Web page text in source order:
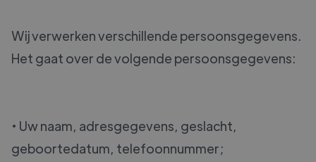
Wij verwerken verschillende persoonsgegevens.
Het gaat over de volgende persoonsgegevens:
• Uw naam, adresgegevens, geslacht,
geboortedatum, telefoonnummer;